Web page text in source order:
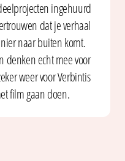
ingehuurd
dat je verhaal
naar buiten komt.
denken echt mee voor
weer voor Verbintis
film gaan doen.